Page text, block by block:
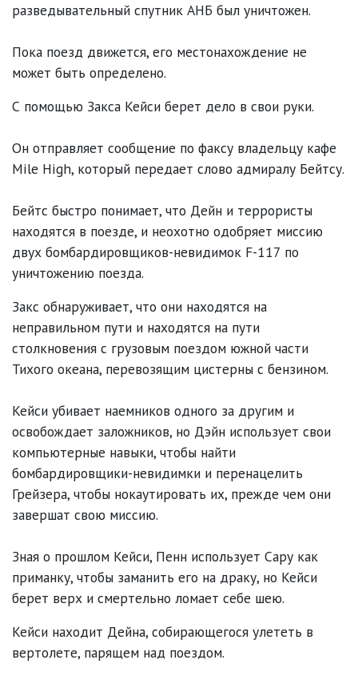
разведывательный спутник АНБ был уничтожен.
Пока поезд движется, его местонахождение не
может быть определено.
С помощью Закса Кейси берет дело в свои руки.
Он отправляет сообщение по факсу владельцу кафе
Mile High, который передает слово адмиралу Бейтсу.
Бейтс быстро понимает, что Дейн и террористы
находятся в поезде, и неохотно одобряет миссию
двух бомбардировщиков-невидимок F-117 по
уничтожению поезда.
Закс обнаруживает, что они находятся на
неправильном пути и находятся на пути
столкновения с грузовым поездом южной части
Тихого океана, перевозящим цистерны с бензином.
Кейси убивает наемников одного за другим и
освобождает заложников, но Дэйн использует свои
компьютерные навыки, чтобы найти
бомбардировщики-невидимки и перенацелить
Грейзера, чтобы нокаутировать их, прежде чем они
завершат свою миссию.
Зная о прошлом Кейси, Пенн использует Сару как
приманку, чтобы заманить его на драку, но Кейси
берет верх и смертельно ломает себе шею.
Кейси находит Дейна, собирающегося улететь в
вертолете, парящем над поездом.